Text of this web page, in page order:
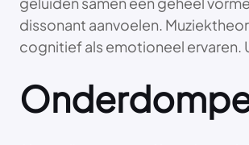
dissonant aanvoelen.
cognitief als emotioneel ervaren.